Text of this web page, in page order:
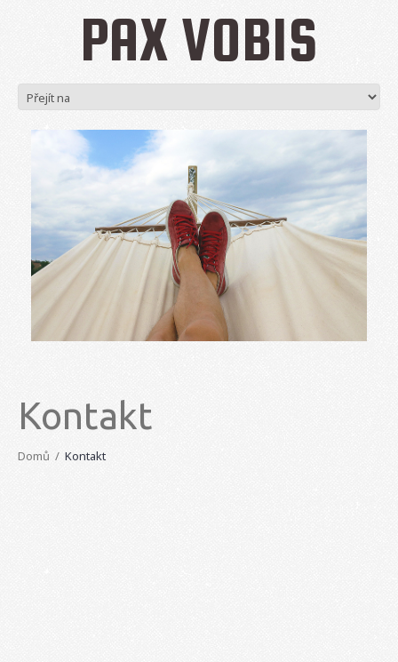
PAX VOBIS
Kontakt
Domů Kontakt